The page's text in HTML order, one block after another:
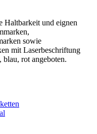
Haltbarkeit und eignen
sowie
mit Laserbeschriftung
rot angeboten.